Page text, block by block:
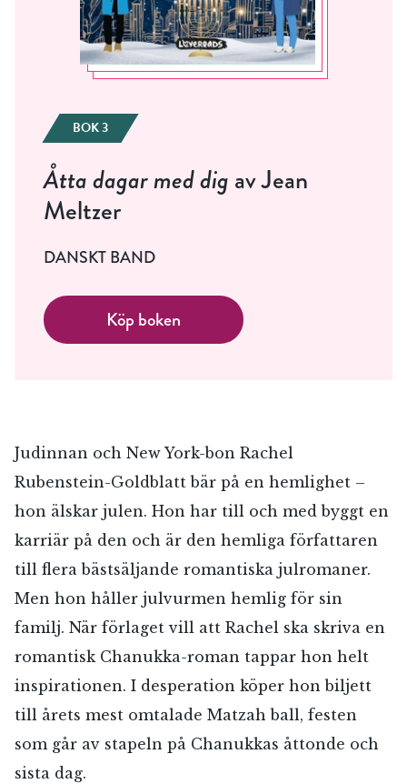
BOK 3
Åtta dagar med digav Jean
Meltzer
DANSKT BAND
Köp boken
Judinnan och New York-bon Rachel
Rubenstein-Goldblatt bär på en hemlighet –
hon älskar julen. Hon har till och med byggt en
karriär på den och är den hemliga författaren
till flera bästsäljande romantiska julromaner.
Men hon håller julvurmen hemlig för sin
familj. När förlaget vill att Rachel ska skriva en
romantisk Chanukka-roman tappar hon helt
inspirationen. I desperation köper hon biljett
till årets mest omtalade Matzah ball, festen
som går av stapeln på Chanukkas åttonde och
sista dag.